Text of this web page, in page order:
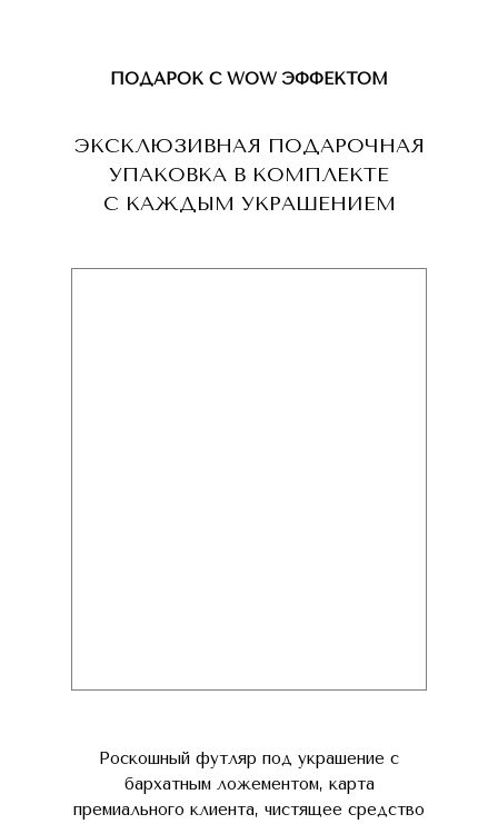
ЭКСКЛЮЗИВНАЯ ПОДАРОЧНАЯ
УПАКОВКА В КОМПЛЕКТЕ
С КАЖДЫМ УКРАШЕНИЕМ
Роскошный футляр под украшение с
бархатным ложементом, карта
премиального клиента, чистящее средство
ПОДАРОК С WOW ЭФФЕКТОМ